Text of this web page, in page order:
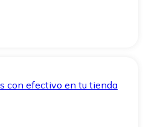
con efectivo en tu tienda